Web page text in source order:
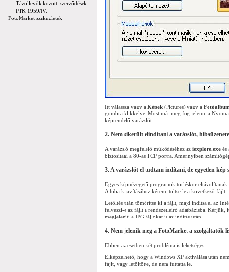
Távollevők közötti szerződések
PTK 1959/IV.
FotoMarket szaküzletek
Itt válassza vagy a Képek (Pictures) vagy a Fotóalbum
gombra klikkelve. Most már meg fog jelenni a
képrendelő varázslót.
2. Nem sikerült elindítani a varázslót,
A varázsló megfelelő működéséhez az iexplore.exe és
biztosítani a 80-as TCP portra. Amennyiben
3. A varázslót el tudtam indítani, de egyetlen kép
Egyes képnézegető programok törléskor eltávolítanak
A hiba kijavításához kérem, töltse le a következő fájlt:
Letöltés után tömörítse ki a fájlt, majd indítsa el az
felveszi-e az fájlt a rendszerleíró adatbázisba. Kérjük,
megjeleníti a JPG fájlokat is az indítás után.
4. Nem jelenik meg a FotoMarket a szolgáltatók
Ebben az esetben két probléma is lehetséges.
Elképzelhető, hogy a Windows XP aktiválása után
fájlt, vagy letöltötte, de nem futtatta le.